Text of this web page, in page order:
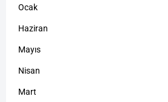
Ocak
Haziran
Mayıs
Nisan
Mart